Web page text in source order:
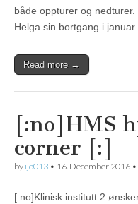
både oppturer og
Helga sin bortgang i
Read more →
[:no]HMS
corner [:]
by ijo013 • 16. December 2016 •
[:no]Klinisk institutt 2